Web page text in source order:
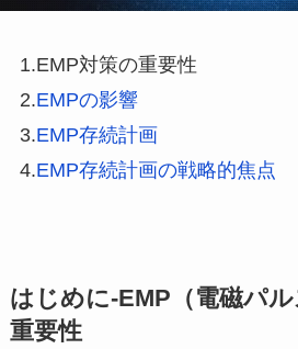
1.EMP対策の重要性
2.EMPの影響
3.EMP存続計画
4.EMP存続計画の戦略的焦点
はじめに-EMP（電磁パ
重要性